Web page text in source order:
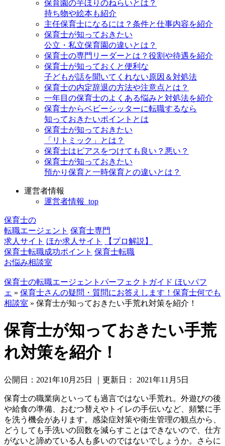
保育園の芋ほりのねらいとは？
持ち物や絵本も紹介
主任保育士になるには？条件と仕事内容を紹介
保育士が知っておきたい
公立・私立保育園の違いとは？
保育士の専門リーダーとは？役割や待遇を紹介
保育士が知っておくと便利な
子どもが話を聞いてくれない原因＆対処法
保育士の内定辞退の方法や注意点とは？
一年目の保育士のよくある悩みと対処法を紹介
保育士からベビーシッターに転職するなら
知っておきたいポイントとは
保育士が知っておきたい
「リトミック」とは？
保育士はピアスをつけても良い？悪い？
保育士が知っておきたい
預かり保育と一時保育との違いとは？
運営者情報
運営者情報_top
保育士の
転職エージェント 保育士専門
求人サイト ほか求人サイト
【プロ解説】
保育士転職成功ポイント 保育士転職
お悩み相談室
保育士の転職エージェントパーフェクトガイド ほいパフ
ェ » 保育士さんの疑問・質問にお答えします！保育士何でも
相談室 » 保育士が知っておきたい手荒れ対策を紹介！
保育士が知っておきたい手荒
れ対策を紹介！
公開日： 2021年10月25日 ｜更新日： 2021年11月5日
保育士の職業病といっても過言ではない手荒れ。外遊びの後
や給食の準備、おむつ替えやトイレの手伝いなど、頻繁に手
を洗う機会があります。感染症対策や衛生管理の観点から、
どうしても手洗いの回数を減らすことはできないので、仕方
がないと諦めている人も多いのではないでしょうか。さらに